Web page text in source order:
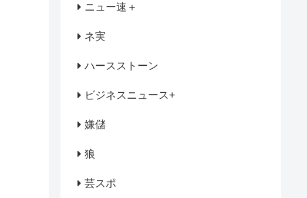
ニュー速＋
ネ実
ハースストーン
ビジネスニュース+
嫌儲
狼
芸スポ